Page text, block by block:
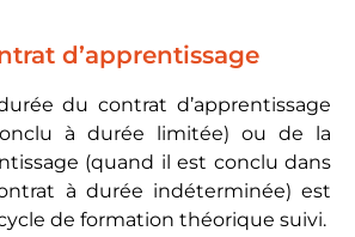
d’apprentissage
du contrat d’apprentissage
à durée limitée) ou de la
(quand il est conclu dans
à durée indéterminée) est
de formation théorique suivi.